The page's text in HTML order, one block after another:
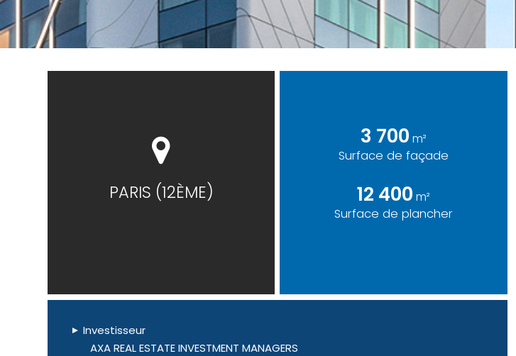
PARIS (12ÈME)
3 700 m²
Surface de façade
12 400 m²
Surface de plancher
Investisseur
AXA REAL ESTATE INVESTMENT MANAGERS